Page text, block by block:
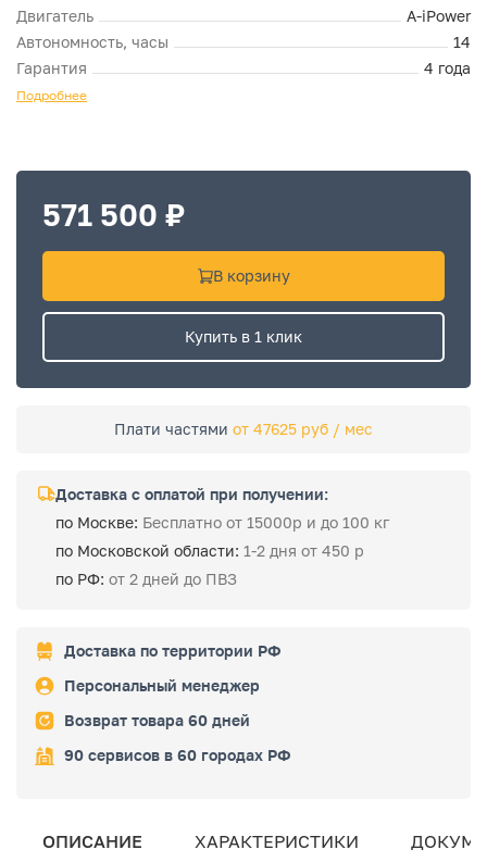
Двигатель
A-iPower
Автономность, часы
14
Гарантия
4 года
Подробнее
571 500 ₽
В корзину
Купить в 1 клик
Плати частями от 47625 руб / мес
Доставка с оплатой при получении:
по Москве: Бесплатно от 15000р и до 100 кг
по Московской области: 1-2 дня от 450 р
по РФ: от 2 дней до ПВЗ
Доставка по территории РФ
Персональный менеджер
Возврат товара 60 дней
90 сервисов в 60 городах РФ
ОПИСАНИЕ ХАРАКТЕРИСТИКИ